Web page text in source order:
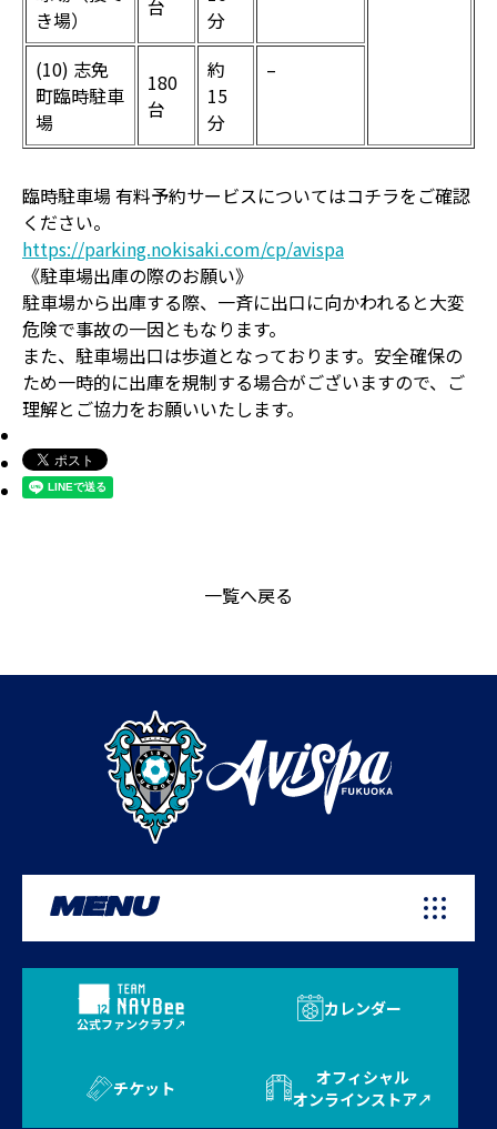
き場）
台
分
(10) 志免
町臨時駐車
場
180
台
約
15
分
–
臨時駐車場 有料予約サービスについてはコチラをご確認
ください。
https://parking.nokisaki.com/cp/avispa
《駐車場出庫の際のお願い》
駐車場から出庫する際、一斉に出口に向かわれると大変
危険で事故の一因ともなります。
また、駐車場出口は歩道となっております。安全確保の
ため一時的に出庫を規制する場合がございますので、ご
理解とご協力をお願いいたします。
一覧へ戻る
MENU
公式ファンクラブ
カレンダー
チケット
オフィシャル
オンラインストア